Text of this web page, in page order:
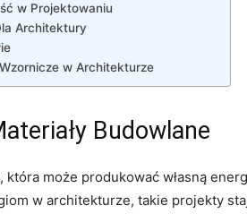
w Projektowaniu
Architektury
w Architekturze
Budowlane
która może produkować własną
w architekturze, takie projekty